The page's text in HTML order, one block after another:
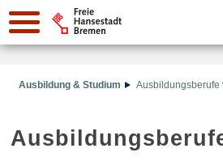
Suche:
Ausbildung & Studium Ausbildungsberufe